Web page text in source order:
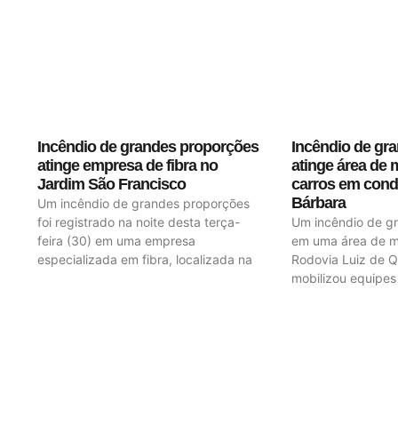
Incêndio de grandes proporções
atinge empresa de fibra no
Jardim São Francisco
Um incêndio de grandes proporções
foi registrado na noite desta terça-
feira (30) em uma empresa
especializada em fibra, localizada na
Incêndio de
atinge área de
carros em
Bárbara
Um incêndio de
em uma área de
Rodovia Luiz de
mobilizou equipes